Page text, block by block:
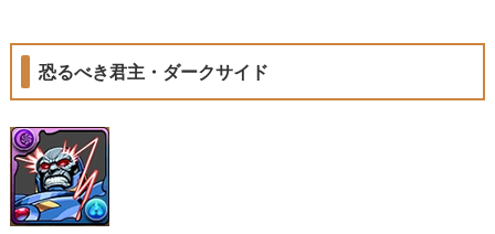
恐るべき君主・ダークサイド